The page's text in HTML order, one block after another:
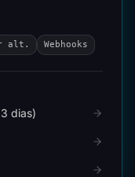
alt. Webhooks
dias)